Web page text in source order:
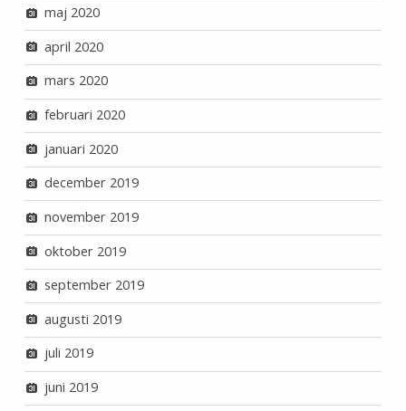
maj 2020
april 2020
mars 2020
februari 2020
januari 2020
december 2019
november 2019
oktober 2019
september 2019
augusti 2019
juli 2019
juni 2019